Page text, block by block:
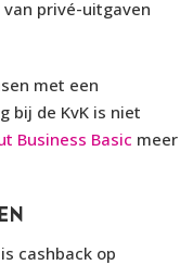
privé-uitgaven
met een
bij de KvK is niet
Business Basic meer
cashback op